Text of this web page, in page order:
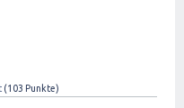
(103 Punkte)